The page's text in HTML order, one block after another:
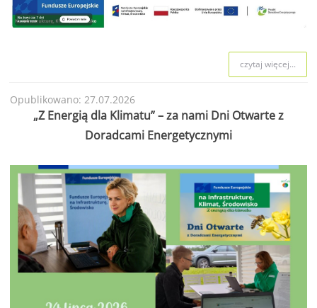
czytaj więcej...
Opublikowano: 27.07.2026
„Z Energią dla Klimatu” – za nami Dni Otwarte z
Doradcami Energetycznymi